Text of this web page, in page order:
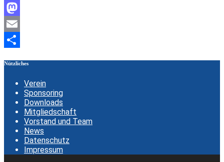
Facebook
Mastodon
Email
Nützliches
Verein
Sponsoring
Downloads
Mitgliedschaft
Vorstand und Team
News
Datenschutz
Impressum